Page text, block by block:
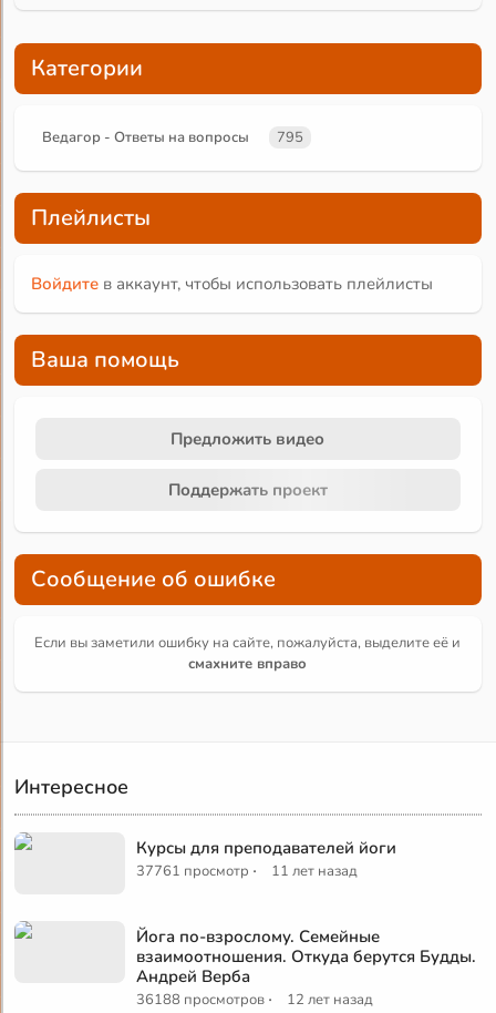
Категории
Ведагор - Ответы на вопросы 795
Плейлисты
Войдите в аккаунт, чтобы использовать плейлисты
Ваша помощь
Предложить видео
Поддержать проект
Сообщение об ошибке
Если вы заметили ошибку на сайте, пожалуйста, выделите её и
смахните вправо
Интересное
Курсы для преподавателей йоги
37761 просмотр · 11 лет назад
Йога по-взрослому. Семейные
взаимоотношения. Откуда берутся Будды.
Андрей Верба
36188 просмотров · 12 лет назад